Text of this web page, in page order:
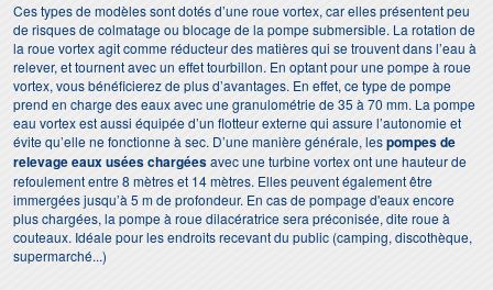
Ces types de modèles sont dotés d’une roue vortex, car elles présentent peu
de risques de colmatage ou blocage de la pompe submersible. La rotation de
la roue vortex agit comme réducteur des matières qui se trouvent dans l’eau à
relever, et tournent avec un effet tourbillon. En optant pour une pompe à roue
vortex, vous bénéficierez de plus d’avantages. En effet, ce type de pompe
prend en charge des eaux avec une granulométrie de 35 à 70 mm. La pompe
eau vortex est aussi équipée d’un flotteur externe qui assure l’autonomie et
évite qu’elle ne fonctionne à sec. D’une manière générale, lespompes de
relevage eaux usées chargéesavec une turbine vortex ont une hauteur de
refoulement entre 8 mètres et 14 mètres. Elles peuvent également être
immergées jusqu’à 5 m de profondeur. En cas de pompage d'eaux encore
plus chargées, la pompe à roue dilacératrice sera préconisée, dite roue à
couteaux. Idéale pour les endroits recevant du public (camping, discothèque,
supermarché...)